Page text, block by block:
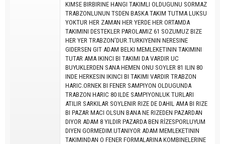
KIMSE BIRBIRINE HANGI TAKIMLI OLDUGUNU SORMAZ
TRABZONLUNUN TSDEN BASKA TAKIM TUTMA LUKSU
YOKTUR HER ZAMAN HER YERDE HER ORTAMDA
TAKIMINI DESTEKLER PAROLAMIZ 61 SOZUMUZ BIZE
HER YER TRABZON'DUR.TURKIYENIN NERESINE
GIDERSEN GIT ADAM BELKI MEMLEKETININ TAKIMINI
TUTAR AMA IKINCI BI TAKIMI DA VARDIR UC
BUYUKLERDEN SANA HEMEN ONU SOYLER 81 ILIN 80
INDE HERKESIN IKINCI BI TAKIMI VARDIR TRABZON
HARIC.ORNEK BI FENER SAMPIYON OLDUGUNDA
TRABZON HARIC 80 ILDE SAMPIYONLUK TURLARI
ATILIR SARKILAR SOYLENIR RIZE DE DAHIL AMA BI RIZE
BI PAZAR MACI OLSUN BANA NE RIZEDEN PAZARDAN
DIYOR ADAM 8 YILDIR PAZARDA BEN RİZESPORLUYUM
DIYEN GORMEDIM.UTANIYOR ADAM MEMLEKETININ
TAKIMINDAN O FENER FORMALARINA KOMBINELERINE